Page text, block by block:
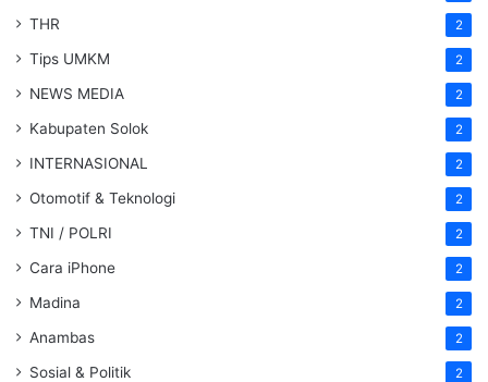
THR 2
Tips UMKM 2
NEWS MEDIA 2
Kabupaten Solok 2
INTERNASIONAL 2
Otomotif & Teknologi 2
TNI / POLRI 2
Cara iPhone 2
Madina 2
Anambas 2
Sosial & Politik 2